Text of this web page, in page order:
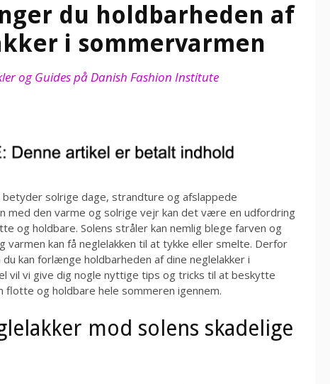
du holdbarheden af
i sommervarmen
og Guides på Danish Fashion Institute
solrige dage, strandture og afslappede
med den varme og solrige vejr kan det være en udfordring
og holdbare. Solens stråler kan nemlig blege farven og
varmen kan få neglelakken til at tykke eller smelte. Derfor
kan forlænge holdbarheden af dine neglelakker i
vil vi give dig nogle nyttige tips og tricks til at beskytte
flotte og holdbare hele sommeren igennem.
mod solens skadelige